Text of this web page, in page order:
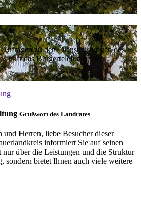
zu den Dienstleistungen des
hilft das Bürgertelefon weiter.
Grußwort des Landrates
und Herren, liebe Besucher dieser
informiert Sie auf seinen
nur über die Leistungen und die Struktur
sondern bietet Ihnen auch viele weitere